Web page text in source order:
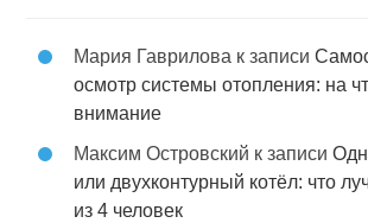
Мария Гаврилова к записи
осмотр системы отопления: на
внимание
Максим Островский к записи
или двухконтурный котёл: что
из 4 человек